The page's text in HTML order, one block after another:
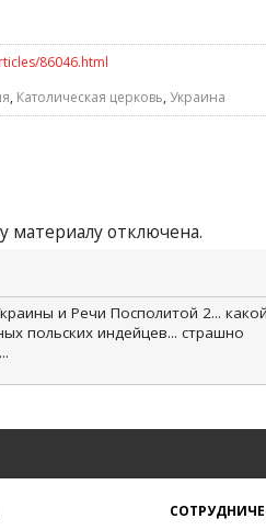
86046.html
, Католическая церковь, Украина
материалу отключена.
и Речи Посполитой 2... какой
польских индейцев... страшно